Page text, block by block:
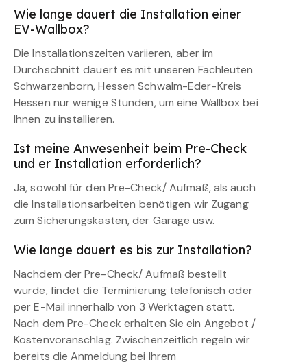
Wie lange dauert die Installation einer
EV-Wallbox?
Die Installationszeiten variieren, aber im
Durchschnitt dauert es mit unseren Fachleuten
Schwarzenborn, Hessen Schwalm-Eder-Kreis
Hessen nur wenige Stunden, um eine Wallbox bei
Ihnen zu installieren.
Ist meine Anwesenheit beim Pre-Check
und er Installation erforderlich?
Ja, sowohl für den Pre-Check/ Aufmaß, als auch
die Installationsarbeiten benötigen wir Zugang
zum Sicherungskasten, der Garage usw.
Wie lange dauert es bis zur Installation?
Nachdem der Pre-Check/ Aufmaß bestellt
wurde, findet die Terminierung telefonisch oder
per E-Mail innerhalb von 3 Werktagen statt.
Nach dem Pre-Check erhalten Sie ein Angebot /
Kostenvoranschlag. Zwischenzeitlich regeln wir
bereits die Anmeldung bei Ihrem